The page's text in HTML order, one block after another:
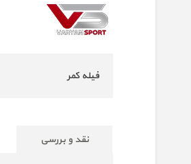
فیله کمر
نقد و بررسی